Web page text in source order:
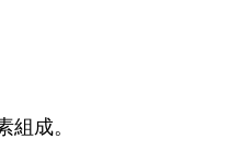
成。